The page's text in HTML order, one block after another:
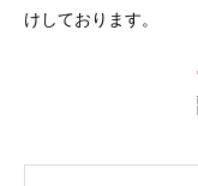
けしております。